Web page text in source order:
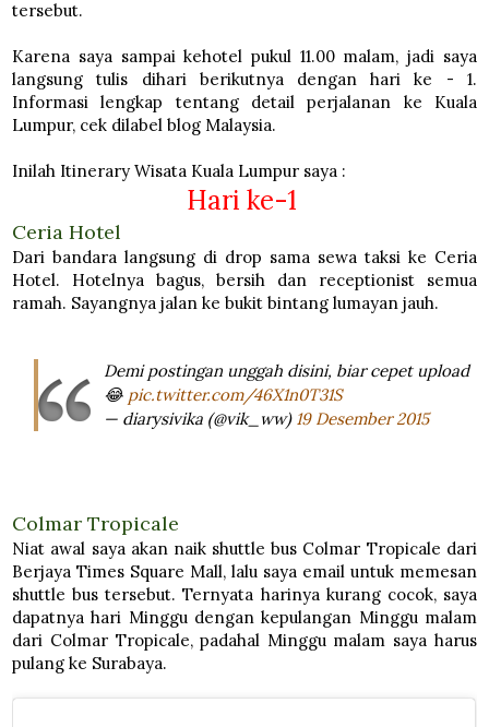
tersebut.
Karena saya sampai kehotel pukul 11.00 malam, jadi saya
langsung tulis dihari berikutnya dengan hari ke - 1.
Informasi lengkap tentang detail perjalanan ke Kuala
Lumpur, cek dilabel blog Malaysia.
Inilah Itinerary Wisata Kuala Lumpur saya :
Hari ke-1
Ceria Hotel
Dari bandara langsung di drop sama sewa taksi ke Ceria
Hotel. Hotelnya bagus, bersih dan receptionist semua
ramah. Sayangnya jalan ke bukit bintang lumayan jauh.
Demi postingan unggah disini, biar cepet upload
😂 pic.twitter.com/46X1n0T31S
— diarysivika (@vik_ww) 19 Desember 2015
Colmar Tropicale
Niat awal saya akan naik shuttle bus Colmar Tropicale dari
Berjaya Times Square Mall, lalu saya email untuk memesan
shuttle bus tersebut. Ternyata harinya kurang cocok, saya
dapatnya hari Minggu dengan kepulangan Minggu malam
dari Colmar Tropicale, padahal Minggu malam saya harus
pulang ke Surabaya.